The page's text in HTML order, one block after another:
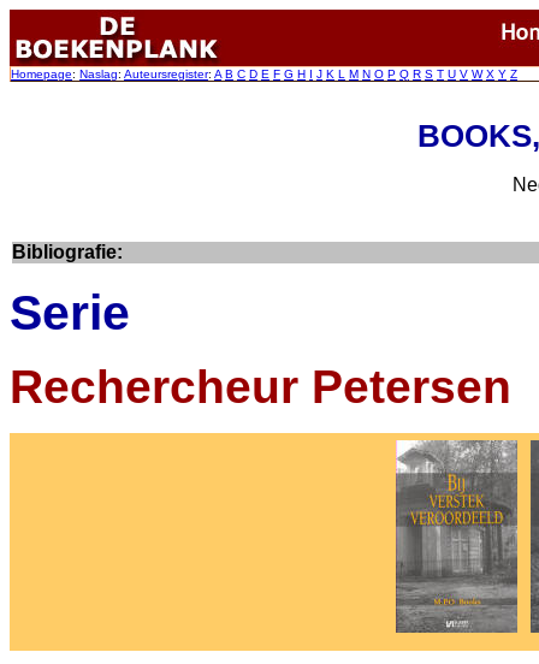
Homepage: Naslag: Auteursregister: A B C D E F G H I J K L M N O P Q R S T U V W X Y Z
Bibliografie:
Serie
Rechercheur Petersen